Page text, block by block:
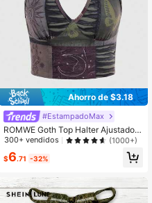
Ahorro de $3.18
#EstampadoMax
ROMWE Goth Top Halter Ajustado Y
Sexy En Patchwork Para Mujeres E
300+ vendidos (1000+)
$6.71 -32%